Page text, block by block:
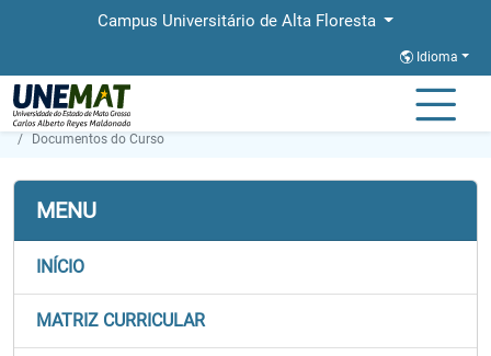
Campus Universitário de Alta Floresta
Idioma
Página Inicial
Documentos do Curso
MENU
INÍCIO
MATRIZ CURRICULAR